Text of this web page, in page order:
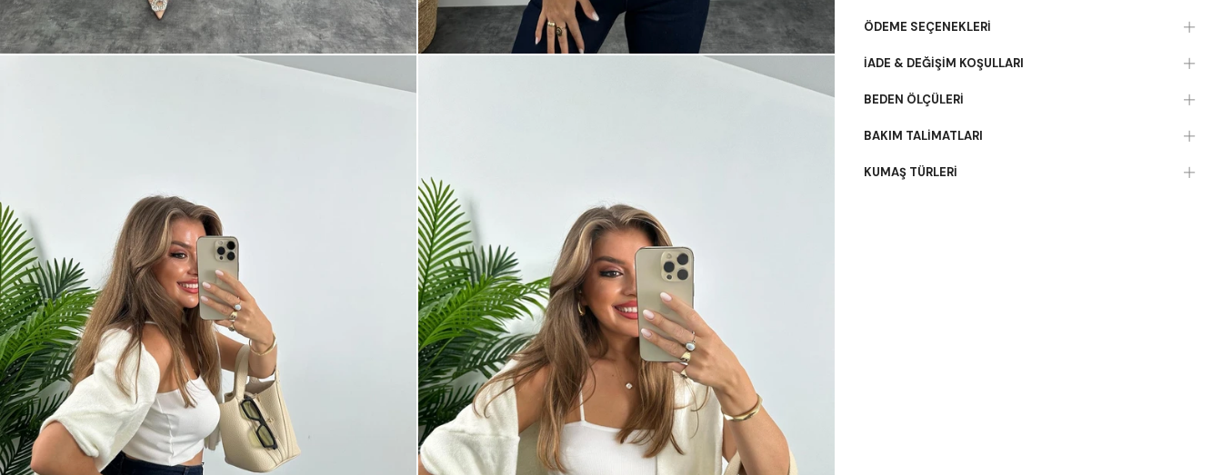
ÖDEME SEÇENEKLERI
İADE & DEĞIŞIM KOŞULLARI
BEDEN ÖLÇÜLERI
BAKIM TALIMATLARI
KUMAŞ TÜRLERI